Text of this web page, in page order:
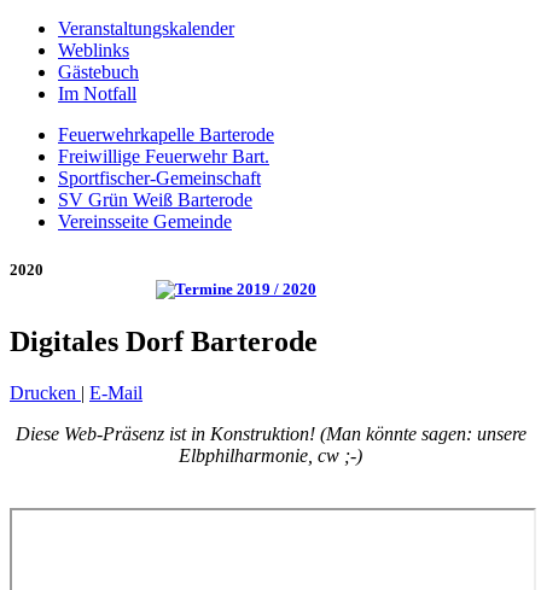
Veranstaltungskalender
Weblinks
Gästebuch
Im Notfall
Feuerwehrkapelle Barterode
Freiwillige Feuerwehr Bart.
Sportfischer-Gemeinschaft
SV Grün Weiß Barterode
Vereinsseite Gemeinde
2020
Digitales Dorf Barterode
Drucken | E-Mail
Diese Web-Präsenz ist in Konstruktion! (Man könnte sagen: unsere
Elbphilharmonie, cw ;-)